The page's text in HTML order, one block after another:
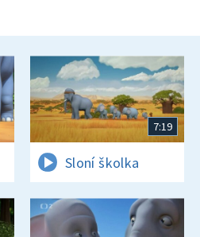
7:19
Sloní školka